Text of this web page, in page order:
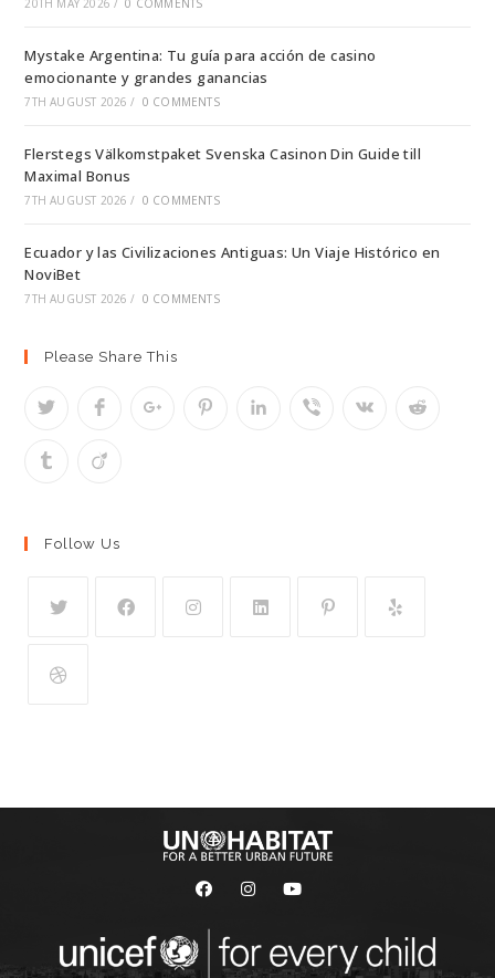
20TH MAY 2026 / 0 COMMENTS
Mystake Argentina: Tu guía para acción de casino
emocionante y grandes ganancias
7TH AUGUST 2026 / 0 COMMENTS
Flerstegs Välkomstpaket Svenska Casinon Din Guide till
Maximal Bonus
7TH AUGUST 2026 / 0 COMMENTS
Ecuador y las Civilizaciones Antiguas: Un Viaje Histórico en
NoviBet
7TH AUGUST 2026 / 0 COMMENTS
Please Share This
Follow Us